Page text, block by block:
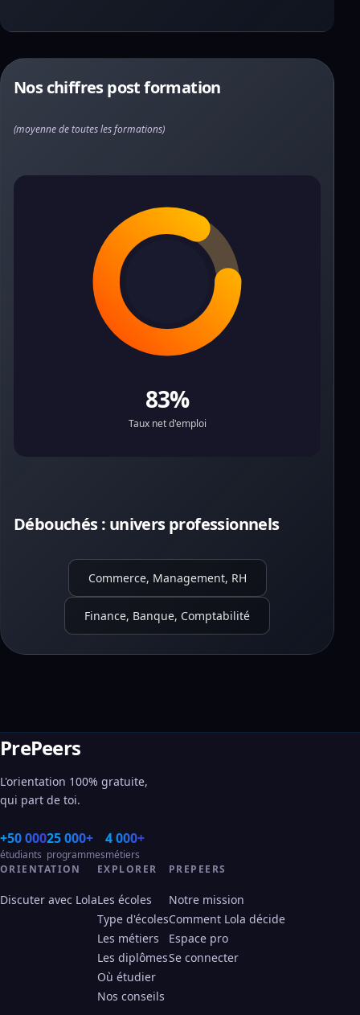
Nos chiffres post formation
(moyenne de toutes les formations)
83%
Taux net d'emploi
Débouchés : univers professionnels
Commerce, Management, RH
Finance, Banque, Comptabilité
PrePeers
L'orientation 100% gratuite,
qui part de toi.
+50 000
étudiants
25 000+
programmes
4 000+
métiers
ORIENTATION
Discuter avec Lola
EXPLORER
Les écoles
Type d'écoles
Les métiers
Les diplômes
Où étudier
Nos conseils
PREPEERS
Notre mission
Comment Lola décide
Espace pro
Se connecter